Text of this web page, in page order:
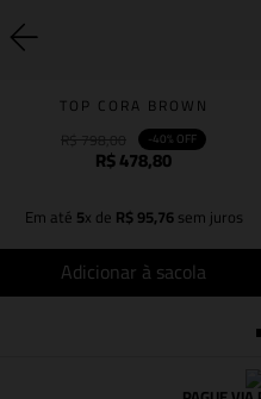
TOP CORA BROWN
-40% OFF
R$478,80
Em até 5x de R$95,76sem juros
Adicionar à sacola